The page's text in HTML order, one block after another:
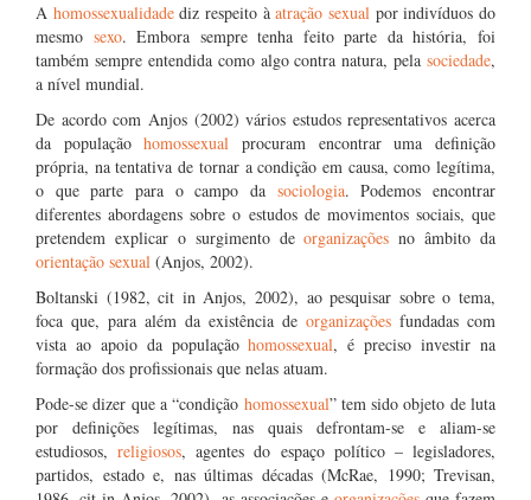
A homossexualidadediz respeito àatração sexual por indivíduos do
mesmo sexo. Embora sempre tenha feito parte da história, foi
também sempre entendida como algo contra natura, pela sociedade,
a nível mundial.
De acordo com Anjos (2002) vários estudos representativos acerca
da populaçãohomossexual procuram encontrar uma definição
própria, na tentativa de tornar a condição em causa, como legítima,
o que parte para o campo da sociologia. Podemos encontrar
diferentes abordagens sobre o estudos de movimentos sociais, que
pretendem explicar o surgimento deorganizações no âmbito da
orientação sexual (Anjos, 2002).
Boltanski (1982, cit in Anjos, 2002), ao pesquisar sobre o tema,
foca que, para além da existência de organizações fundadas com
vista ao apoio da populaçãohomossexual, é preciso investir na
formação dos profissionais que nelas atuam.
Pode-se dizer que a “condição homossexual” tem sido objeto de luta
por definições legítimas, nas quais defrontam-se e aliam-se
estudiosos,religiosos, agentes do espaço político – legisladores,
partidos, estado e, nas últimas décadas (McRae, 1990; Trevisan,